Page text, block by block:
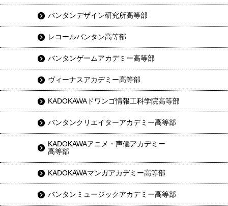
バンタンデザイン研究所高等部
レコールバンタン高等部
バンタンゲームアカデミー高等部
ヴィーナスアカデミー高等部
KADOKAWAドワンゴ情報工科学院高等部
バンタンクリエイターアカデミー高等部
KADOKAWAアニメ・声優アカデミー
高等部
KADOKAWAマンガアカデミー高等部
バンタンミュージックアカデミー高等部